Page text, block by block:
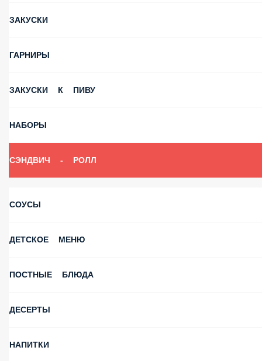
ЗАКУСКИ
ГАРНИРЫ
ЗАКУСКИ К ПИВУ
НАБОРЫ
СЭНДВИЧ - РОЛЛ
СОУСЫ
ДЕТСКОЕ МЕНЮ
ПОСТНЫЕ БЛЮДА
ДЕСЕРТЫ
НАПИТКИ